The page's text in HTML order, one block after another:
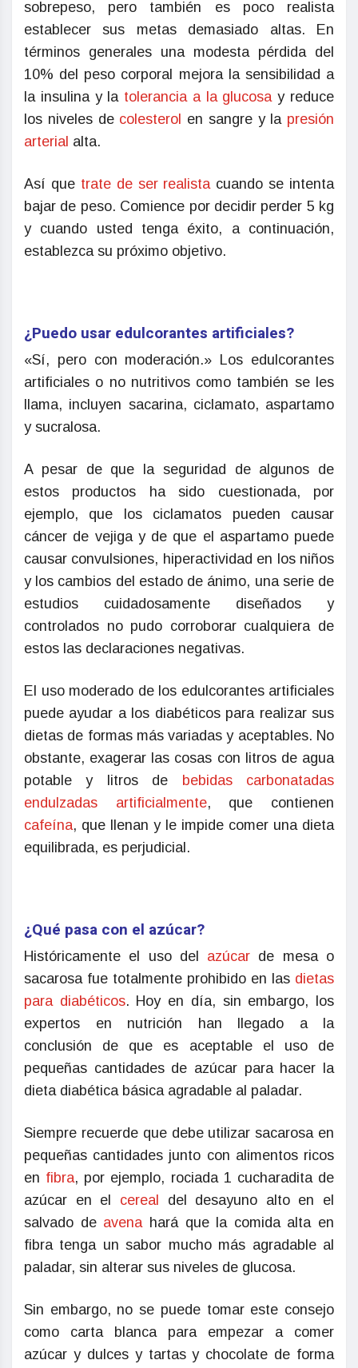
sobrepeso, pero también es poco realista
establecer sus metas demasiado altas. En
términos generales una modesta pérdida del
10% del peso corporal mejora la sensibilidad a
la insulina y la tolerancia a la glucosay reduce
los niveles de colesterol en sangre y la presión
arterial alta.
Así quetrate de ser realistacuando se intenta
bajar de peso. Comience por decidir perder 5 kg
y cuando usted tenga éxito, a continuación,
establezca su próximo objetivo.
¿Puedo usar edulcorantes artificiales?
«Sí, pero con moderación.» Los edulcorantes
artificiales o no nutritivos como también se les
llama, incluyen sacarina, ciclamato, aspartamo
y sucralosa.
A pesar de que la seguridad de algunos de
estos productos ha sido cuestionada, por
ejemplo, que los ciclamatos pueden causar
cáncer de vejiga y de que el aspartamo puede
causar convulsiones, hiperactividad en los niños
y los cambios del estado de ánimo, una serie de
estudios cuidadosamente diseñados y
controlados no pudo corroborar cualquiera de
estos las declaraciones negativas.
El uso moderado de los edulcorantes artificiales
puede ayudar a los diabéticos para realizar sus
dietas de formas más variadas y aceptables. No
obstante, exagerar las cosas con litros de agua
potable y litros de
bebidas carbonatadas
endulzadas artificialmente, que contienen
cafeína, que llenan y le impide comer una dieta
equilibrada, es perjudicial.
¿Qué pasa con el azúcar?
Históricamente el uso del azúcar de mesa o
sacarosa fue totalmente prohibido en las dietas
para diabéticos. Hoy en día, sin embargo, los
expertos en nutrición han llegado a la
conclusión de que es aceptable el uso de
pequeñas cantidades de azúcar para hacer la
dieta diabética básica agradable al paladar.
Siempre recuerde que debe utilizar sacarosa en
pequeñas cantidades junto con alimentos ricos
en fibra, por ejemplo, rociada 1 cucharadita de
azúcar en el cereal del desayuno alto en el
salvado de avena hará que la comida alta en
fibra tenga un sabor mucho más agradable al
paladar, sin alterar sus niveles de glucosa.
Sin embargo, no se puede tomar este consejo
como carta blanca para empezar a comer
azúcar y dulces y tartas y chocolate de forma